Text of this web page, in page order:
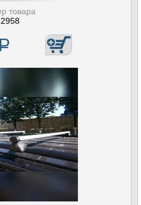
товара